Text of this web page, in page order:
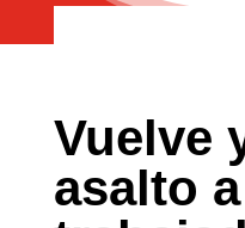
Vuelve
asalto a